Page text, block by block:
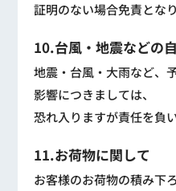
証明のない場合免責とな
10.台風・地震などの
地震・台風・大雨など、
影響につきましては、
恐れ入りますが責任を負
11.お荷物に関して
お客様のお荷物の積み下